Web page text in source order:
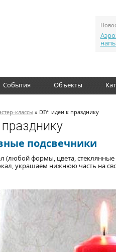
События Объекты
классы» DIY: идеи к празднику
празднику
подсвечники
(любой формы, цвета, стеклянные
украшаем нижнюю часть на